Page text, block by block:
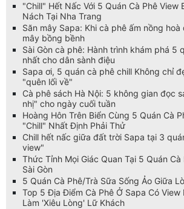
"Chill" Hết Nấc Với 5 Quán Cà Phê View
Nách Tại Nha Trang
Săn mây Sapa: Khi cà phê ấm nồng
mây bồng bềnh
Sài Gòn cà phê: Hành trình khám phá 5
nhất cho dân sành điệu
Sapa ơi, 5 quán cà phê chill Không chỉ
"quên lối về"
Cà phê sách Hà Nội: 5 không gian đọc
nhị" cho ngày cuối tuần
Hoàng Hôn Trên Biển Cùng 5 Quán Cà
"Chill" Nhất Định Phải Thử
Chill hết nấc giữa đất trời Sapa tại 3
view"
Thức Tỉnh Mọi Giác Quan Tại 5 Quán
Sài Gòn
5 Quán Cà Phê/Trà Sữa Sống Ảo Giữa
Top 5 Địa Điểm Cà Phê Ở Sapa Có View
Làm 'Xiêu Lòng' Lữ Khách